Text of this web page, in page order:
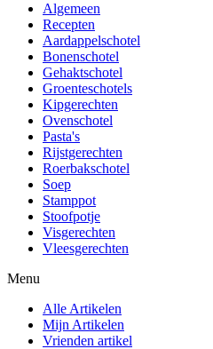
Algemeen
Recepten
Aardappelschotel
Bonenschotel
Gehaktschotel
Groenteschotels
Kipgerechten
Ovenschotel
Pasta's
Rijstgerechten
Roerbakschotel
Soep
Stamppot
Stoofpotje
Visgerechten
Vleesgerechten
Menu
Alle Artikelen
Mijn Artikelen
Vrienden artikel